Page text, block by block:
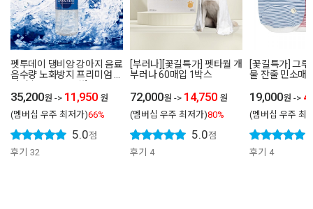
펫투데이 댕비앙 강아지 음료
음수량 노화방지 프리미엄 알
35,200원 -> 11,950 원
(멤버십 우주 최저가)66%
5.0점
후기 32
[부러나][꽃길특가] 펫타월 개
부러나 60매입 1박스
72,000원-> 14,750 원
(멤버십 우주 최저가)80%
5.0점
후기 4
[꽃길특가] 그
물 잔줄 민소매
19,000원->
(멤버십 우주 최
후기 4